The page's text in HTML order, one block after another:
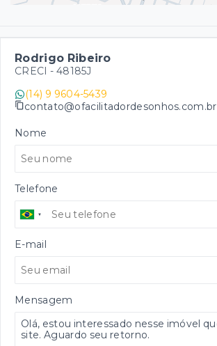
Rodrigo Ribeiro
CRECI - 48185J
(14) 9 9604-5439
contato@ofacilitadordesonhos.com.br
Nome
Telefone
E-mail
Mensagem